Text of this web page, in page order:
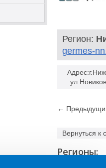
Регион:
germes-
←
Вернуться к
Регионы: